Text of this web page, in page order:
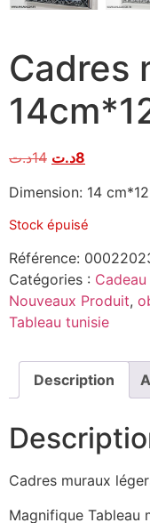
Cadres
14د.ت 8د.ت
Dimension: 14
Stock épuisé
Référence:
Catégories :
Nouveaux Produit,
Tableau tunisie
Description
Cadres muraux
Magnifique Tableau